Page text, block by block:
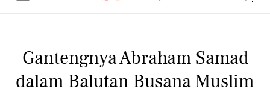
Gantengnya Abraham Samad
dalam Balutan Busana Muslim